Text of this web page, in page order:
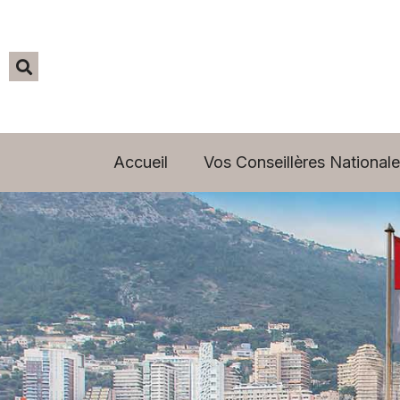
Accueil Vos Conseillères